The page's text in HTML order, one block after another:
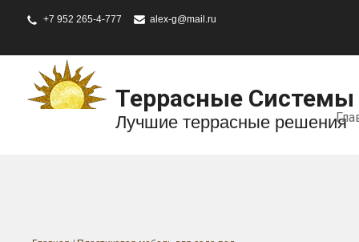
+7 952 265-4-777 alex-g@mail.ru
Террасные
Лучшие террасные решения